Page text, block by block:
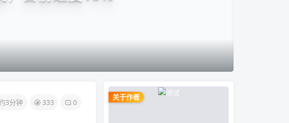
3分钟 333 0
关于作者